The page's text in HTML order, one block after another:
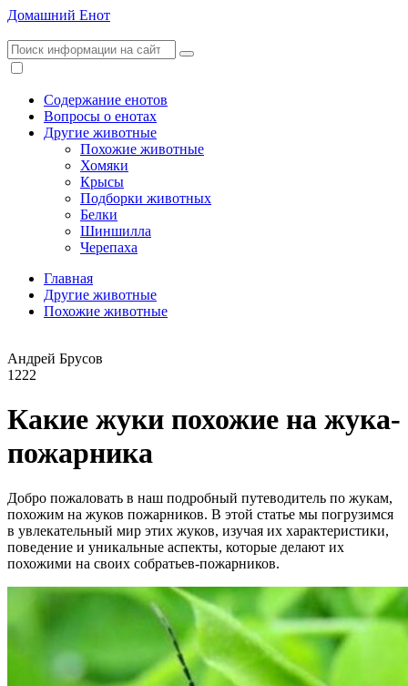
Домашний Енот
Содержание енотов
Вопросы о енотах
Другие животные
Похожие животные
Хомяки
Крысы
Подборки животных
Белки
Шиншилла
Черепаха
Главная
Другие животные
Похожие животные
Андрей Брусов
1222
Какие жуки похожие на жука-
пожарника
Добро пожаловать в наш подробный путеводитель по жукам,
похожим на жуков пожарников. В этой статье мы погрузимся
в увлекательный мир этих жуков, изучая их характеристики,
поведение и уникальные аспекты, которые делают их
похожими на своих собратьев-пожарников.